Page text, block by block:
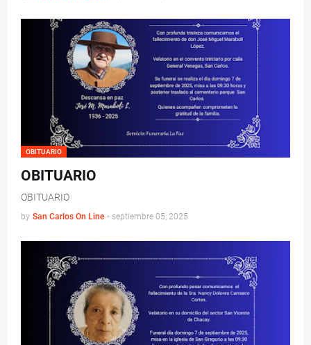
OBITUARIO
OBITUARIO
OBITUARIO
by San Carlos On Line - septiembre 05, 2025